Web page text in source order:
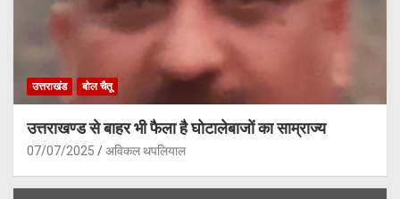
उत्तराखंड बोल चैतू
उत्तराखण्ड से बाहर भी फैला है घोटालेबाजों का साम्राज्य
07/07/2025 अविकल थपलियाल